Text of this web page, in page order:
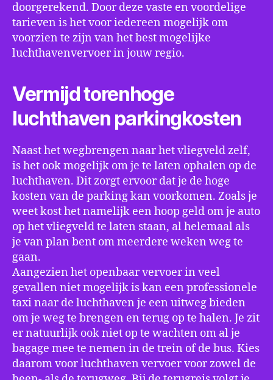
doorgerekend. Door deze vaste en voordelige
tarieven is het voor iedereen mogelijk om
voorzien te zijn van het best mogelijke
luchthavenvervoer in jouw regio.
Vermijd torenhoge
luchthaven parkingkosten
Naast het wegbrengen naar het vliegveld zelf,
is het ook mogelijk om je te laten ophalen op de
luchthaven. Dit zorgt ervoor dat je de hoge
kosten van de parking kan voorkomen. Zoals je
weet kost het namelijk een hoop geld om je auto
op het vliegveld te laten staan, al helemaal als
je van plan bent om meerdere weken weg te
gaan.
Aangezien het openbaar vervoer in veel
gevallen niet mogelijk is kan een professionele
taxi naar de luchthaven je een uitweg bieden
om je weg te brengen en terug op te halen. Je zit
er natuurlijk ook niet op te wachten om al je
bagage mee te nemen in de trein of de bus. Kies
daarom voor luchthaven vervoer voor zowel de